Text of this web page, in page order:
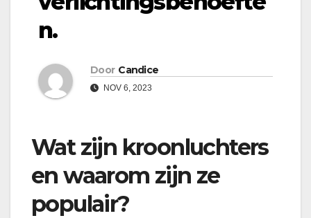
n.
Door Candice
NOV 6, 2023
Wat zijn kroonluchters
en waarom zijn ze
populair?